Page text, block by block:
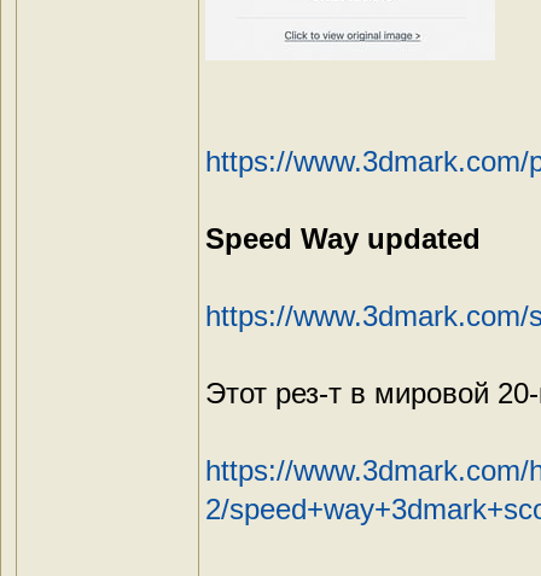
https://www.3dmark.com/
Speed Way updated
https://www.3dmark.com/
Этот рез-т в мировой
https://www.3dmark.com/
2/